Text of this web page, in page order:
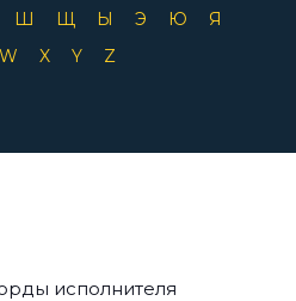
Ш Щ Ы Э Ю
Я
W X Y Z
исполнителя